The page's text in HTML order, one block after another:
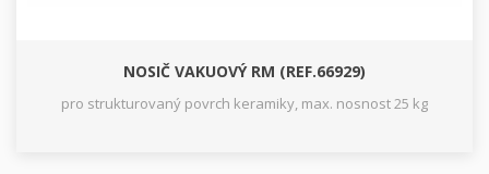
NOSIČ VAKUOVÝ RM (REF.66929)
pro strukturovaný povrch keramiky, max. nosnost 25 kg